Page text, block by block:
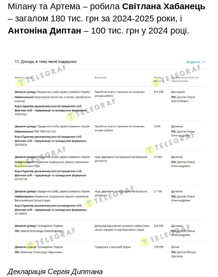
Мілану та Артема – робила Світлана Хабанець
– загалом 180 тис. грн за 2024-2025 роки, і
Антоніна Диптан – 100 тис. грн у 2024 році.
Декларація Сергія Диптана